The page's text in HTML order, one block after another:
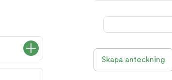
Skapa anteckning